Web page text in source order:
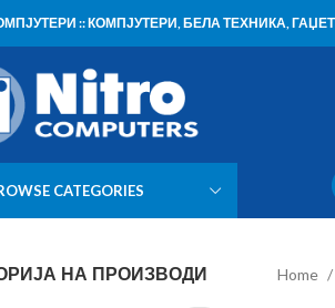
:: КОМПЈУТЕРИ, БЕЛА ТЕХНИКА,
CATEGORIES
НА ПРОИЗВОДИ Home